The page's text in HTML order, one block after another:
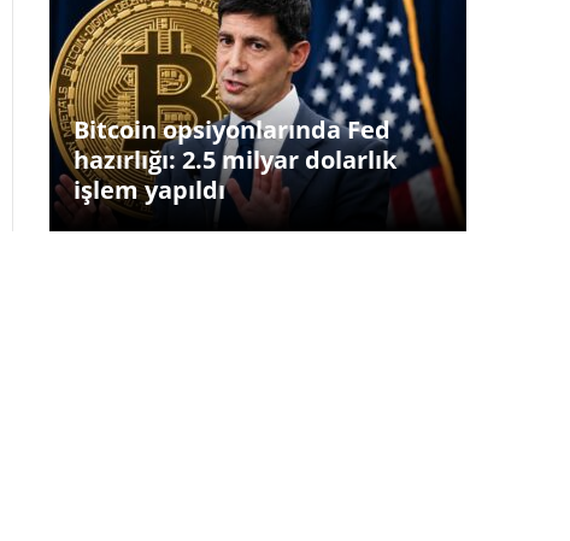
Bitcoin opsiyonlarında Fed
hazırlığı: 2.5 milyar dolarlık
işlem yapıldı